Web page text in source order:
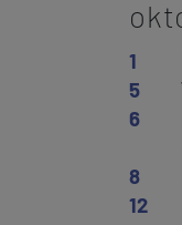
1
5
6
8
12